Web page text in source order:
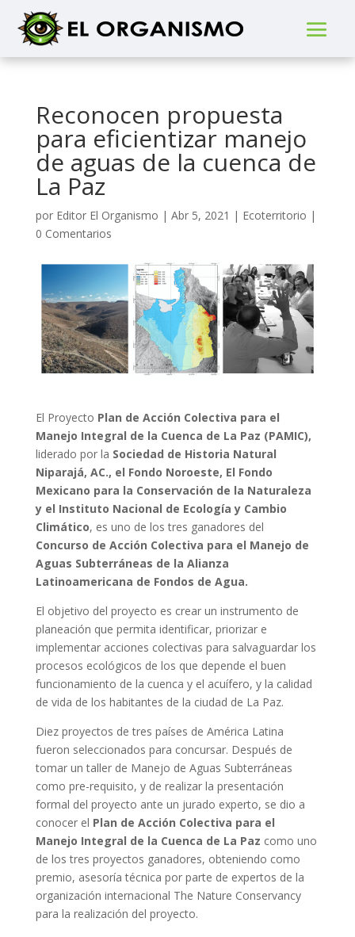
Reconocen propuesta
para eficientizar manejo
de aguas de la cuenca de
La Paz
por Editor El Organismo | Abr 5, 2021 | Ecoterritorio |
0 Comentarios
El Proyecto Plan de Acción Colectiva para el
Manejo Integral de la Cuenca de La Paz (PAMIC),
liderado por la Sociedad de Historia Natural
Niparajá, AC., el Fondo Noroeste, El Fondo
Mexicano para la Conservación de la Naturaleza
y el Instituto Nacional de Ecología y Cambio
Climático, es uno de los tres ganadores del
Concurso de Acción Colectiva para el Manejo de
Aguas Subterráneas de la Alianza
Latinoamericana de Fondos de Agua.
El objetivo del proyecto es crear un instrumento de
planeación que permita identificar, priorizar e
implementar acciones colectivas para salvaguardar los
procesos ecológicos de los que depende el buen
funcionamiento de la cuenca y el acuífero, y la calidad
de vida de los habitantes de la ciudad de La Paz.
Diez proyectos de tres países de América Latina
fueron seleccionados para concursar. Después de
tomar un taller de Manejo de Aguas Subterráneas
como pre-requisito, y de realizar la presentación
formal del proyecto ante un jurado experto, se dio a
conocer el Plan de Acción Colectiva para el
Manejo Integral de la Cuenca de La Paz como uno
de los tres proyectos ganadores, obteniendo como
premio, asesoría técnica por parte de expertos de la
organización internacional The Nature Conservancy
para la realización del proyecto.